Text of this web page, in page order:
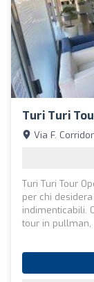
Turi Turi
Via F.
Turi Turi Tour
per chi
indimenticabili.
tour in pullman,